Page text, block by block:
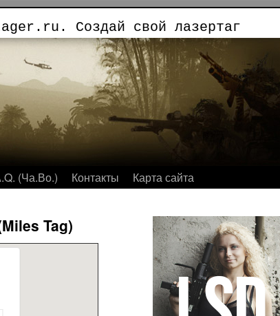
Создай свой лазертаг
(Ча.Во.) Контакты Карта сайта
Tag)